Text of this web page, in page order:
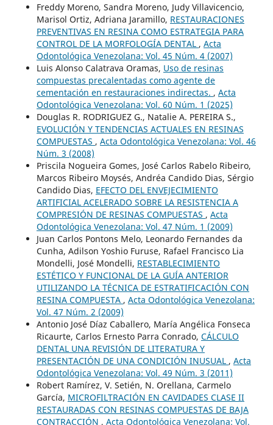
Freddy Moreno, Sandra Moreno, Judy Villavicencio,
Marisol Ortiz, Adriana Jaramillo, RESTAURACIONES
PREVENTIVAS EN RESINA COMO ESTRATEGIA PARA
CONTROL DE LA MORFOLOGÍA DENTAL , Acta
Odontológica Venezolana: Vol. 45 Núm. 4 (2007)
Luis Alonso Calatrava Oramas, Uso de resinas
compuestas precalentadas como agente de
cementación en restauraciones indirectas. , Acta
Odontológica Venezolana: Vol. 60 Núm. 1 (2025)
Douglas R. RODRIGUEZ G., Natalie A. PEREIRA S.,
EVOLUCIÓN Y TENDENCIAS ACTUALES EN RESINAS
COMPUESTAS , Acta Odontológica Venezolana: Vol. 46
Núm. 3 (2008)
Priscila Nogueira Gomes, José Carlos Rabelo Ribeiro,
Marcos Ribeiro Moysés, Andréa Candido Dias, Sérgio
Candido Dias, EFECTO DEL ENVEJECIMIENTO
ARTIFICIAL ACELERADO SOBRE LA RESISTENCIA A
COMPRESIÓN DE RESINAS COMPUESTAS , Acta
Odontológica Venezolana: Vol. 47 Núm. 1 (2009)
Juan Carlos Pontons Melo, Leonardo Fernandes da
Cunha, Adilson Yoshio Furuse, Rafael Francisco Lia
Mondelli, José Mondelli, RESTABLECIMIENTO
ESTÉTICO Y FUNCIONAL DE LA GUÍA ANTERIOR
UTILIZANDO LA TÉCNICA DE ESTRATIFICACIÓN CON
RESINA COMPUESTA , Acta Odontológica Venezolana:
Vol. 47 Núm. 2 (2009)
Antonio José Díaz Caballero, María Angélica Fonseca
Ricaurte, Carlos Ernesto Parra Conrado, CÁLCULO
DENTAL UNA REVISIÓN DE LITERATURA Y
PRESENTACIÓN DE UNA CONDICIÓN INUSUAL , Acta
Odontológica Venezolana: Vol. 49 Núm. 3 (2011)
Robert Ramírez, V. Setién, N. Orellana, Carmelo
García, MICROFILTRACIÓN EN CAVIDADES CLASE II
RESTAURADAS CON RESINAS COMPUESTAS DE BAJA
CONTRACCIÓN , Acta Odontológica Venezolana: Vol.